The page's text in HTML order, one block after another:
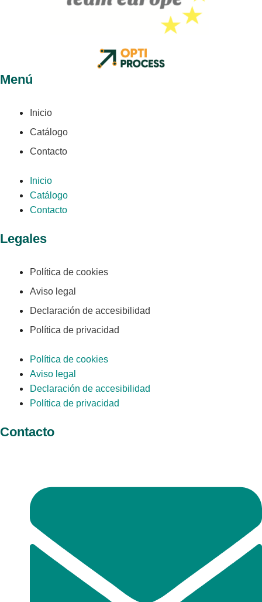
Menú
Inicio
Catálogo
Contacto
Inicio
Catálogo
Contacto
Legales
Política de cookies
Aviso legal
Declaración de accesibilidad
Política de privacidad
Política de cookies
Aviso legal
Declaración de accesibilidad
Política de privacidad
Contacto